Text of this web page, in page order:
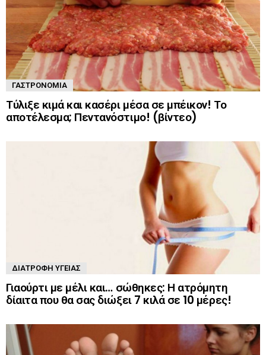
ΓΑΣΤΡΟΝΟΜΊΑ
Τύλιξε κιμά και κασέρι μέσα σε μπέικον! Το
αποτέλεσμα; Πεντανόστιμο! (βίντεο)
ΔΙΑΤΡΟΦΉ ΥΓΕΊΑΣ
Γιαούρτι με μέλι και… σώθηκες: Η ατρόμητη
δίαιτα που θα σας διώξει 7 κιλά σε 10 μέρες!